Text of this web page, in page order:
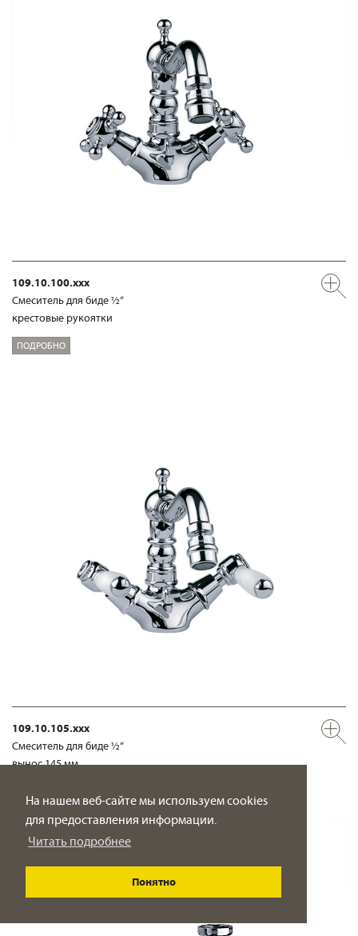
На нашем веб-сайте мы используем cookies
для предоставления информации.
Читать подробнее
Понятно
109.10.100.xxx
Смеситель для биде ½“
крестовые рукоятки
ПОДРОБНО
109.10.105.xxx
Смеситель для биде ½“
вынос 145 мм